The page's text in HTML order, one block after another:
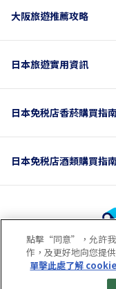
大阪旅遊推薦攻略
日本旅遊實用資訊
日本免税店香菸購買指
日本免税店酒類購買指
使用條款
關於社交媒體
點擊“同意”，允許我
作，及更好地向您提
單擊此處了解